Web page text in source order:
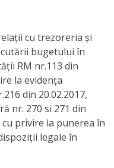
cu trezoreria şi
bugetului în
RM nr.113 din
la evidenţa
din 20.02.2017,
nr. 270 si 271 din
cu privire la punerea în
legale în